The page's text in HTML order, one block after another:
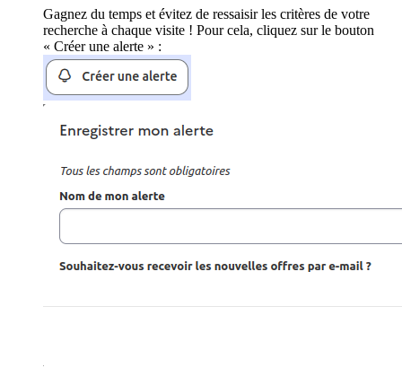
Gagnez du temps et évitez de ressaisir les critères de votre
recherche à chaque visite ! Pour cela, cliquez sur le bouton
« Créer une alerte » :